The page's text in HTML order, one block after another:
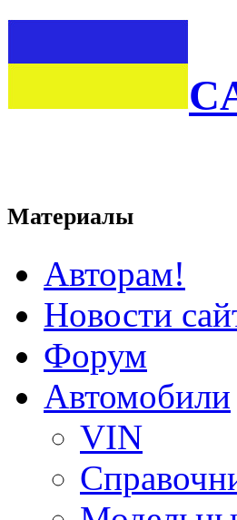
Материалы
Авторам!
Новости
Форум
Автомобили
VIN